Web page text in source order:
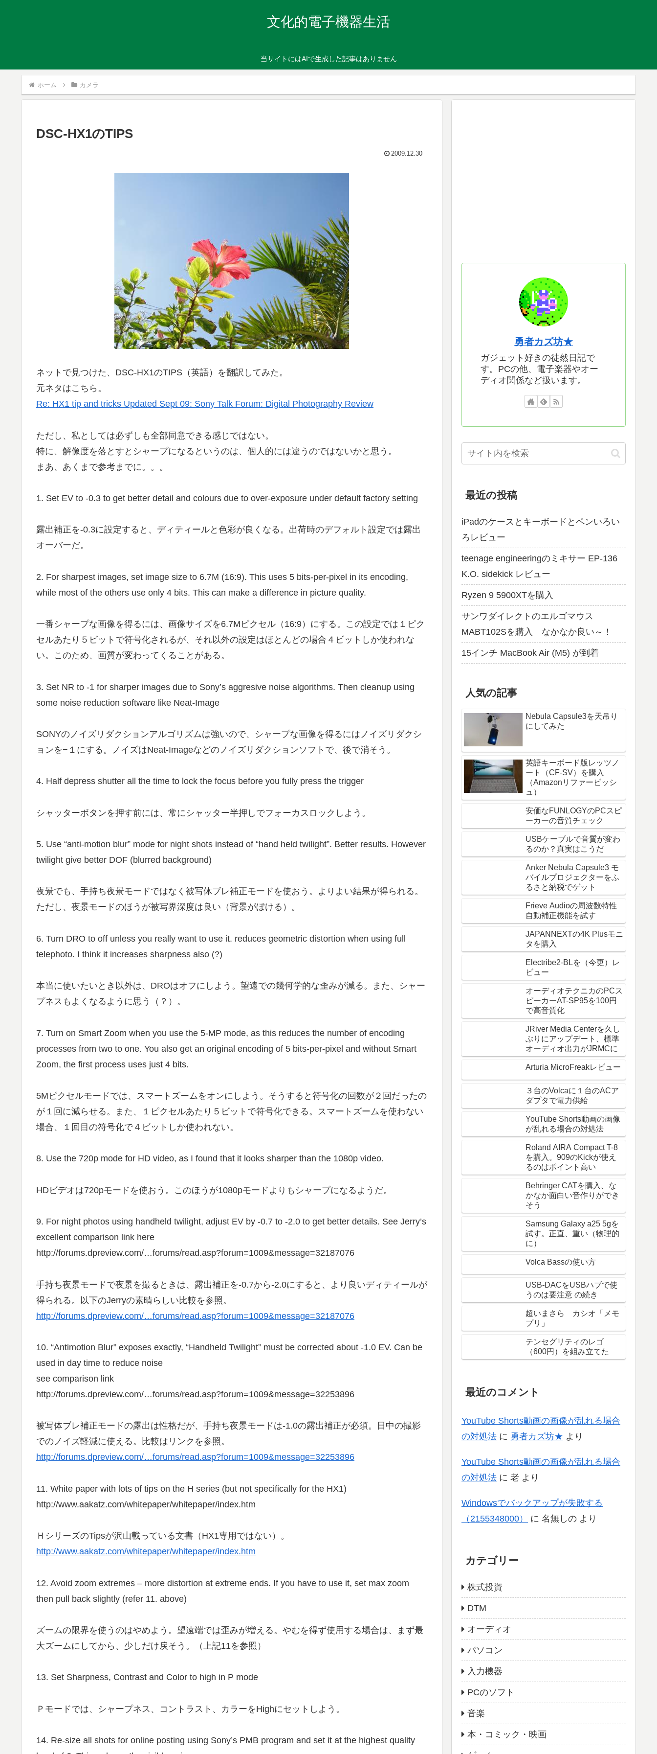
文化的電子機器生活
当サイトにはAIで生成した記事はありません
ホーム カメラ
DSC-HX1のTIPS
2009.12.30
ネットで見つけた、DSC-HX1のTIPS（英語）を翻訳してみた。
元ネタはこちら。
Re: HX1 tip and tricks Updated Sept 09: Sony Talk Forum: Digital Photography Review
ただし、私としては必ずしも全部同意できる感じではない。
特に、解像度を落とすとシャープになるというのは、個人的には違うのではないかと思う。
まあ、あくまで参考までに。。。
1. Set EV to -0.3 to get better detail and colours due to over-exposure under default factory setting
露出補正を-0.3に設定すると、ディティールと色彩が良くなる。出荷時のデフォルト設定では露出
オーバーだ。
2. For sharpest images, set image size to 6.7M (16:9). This uses 5 bits-per-pixel in its encoding,
while most of the others use only 4 bits. This can make a difference in picture quality.
一番シャープな画像を得るには、画像サイズを6.7Mピクセル（16:9）にする。この設定では１ピク
セルあたり５ビットで符号化されるが、それ以外の設定はほとんどの場合４ビットしか使われな
い。このため、画質が変わってくることがある。
3. Set NR to -1 for sharper images due to Sony’s aggresive noise algorithms. Then cleanup using
some noise reduction software like Neat-Image
SONYのノイズリダクションアルゴリズムは強いので、シャープな画像を得るにはノイズリダクシ
ョンを−１にする。ノイズはNeat-Imageなどのノイズリダクションソフトで、後で消そう。
4. Half depress shutter all the time to lock the focus before you fully press the trigger
シャッターボタンを押す前には、常にシャッター半押しでフォーカスロックしよう。
5. Use “anti-motion blur” mode for night shots instead of “hand held twilight”. Better results. However
twilight give better DOF (blurred background)
夜景でも、手持ち夜景モードではなく被写体ブレ補正モードを使おう。よりよい結果が得られる。
ただし、夜景モードのほうが被写界深度は良い（背景がぼける）。
6. Turn DRO to off unless you really want to use it. reduces geometric distortion when using full
telephoto. I think it increases sharpness also (?)
本当に使いたいとき以外は、DROはオフにしよう。望遠での幾何学的な歪みが減る。また、シャー
プネスもよくなるように思う（？）。
7. Turn on Smart Zoom when you use the 5-MP mode, as this reduces the number of encoding
processes from two to one. You also get an original encoding of 5 bits-per-pixel and without Smart
Zoom, the first process uses just 4 bits.
5Mピクセルモードでは、スマートズームをオンにしよう。そうすると符号化の回数が２回だったの
が１回に減らせる。また、１ピクセルあたり５ビットで符号化できる。スマートズームを使わない
場合、１回目の符号化で４ビットしか使われない。
8. Use the 720p mode for HD video, as I found that it looks sharper than the 1080p video.
HDビデオは720pモードを使おう。このほうが1080pモードよりもシャープになるようだ。
9. For night photos using handheld twilight, adjust EV by -0.7 to -2.0 to get better details. See Jerry’s
excellent comparison link here
http://forums.dpreview.com/…forums/read.asp?forum=1009&message=32187076
手持ち夜景モードで夜景を撮るときは、露出補正を-0.7から-2.0にすると、より良いディティールが
得られる。以下のJerryの素晴らしい比較を参照。
http://forums.dpreview.com/…forums/read.asp?forum=1009&message=32187076
10. “Antimotion Blur” exposes exactly, “Handheld Twilight” must be corrected about -1.0 EV. Can be
used in day time to reduce noise
see comparison link
http://forums.dpreview.com/…forums/read.asp?forum=1009&message=32253896
被写体ブレ補正モードの露出は性格だが、手持ち夜景モードは-1.0の露出補正が必須。日中の撮影
でのノイズ軽減に使える。比較はリンクを参照。
http://forums.dpreview.com/…forums/read.asp?forum=1009&message=32253896
11. White paper with lots of tips on the H series (but not specifically for the HX1)
http://www.aakatz.com/whitepaper/whitepaper/index.htm
ＨシリーズのTipsが沢山載っている文書（HX1専用ではない）。
http://www.aakatz.com/whitepaper/whitepaper/index.htm
12. Avoid zoom extremes – more distortion at extreme ends. If you have to use it, set max zoom
then pull back slightly (refer 11. above)
ズームの限界を使うのはやめよう。望遠端では歪みが増える。やむを得ず使用する場合は、まず最
大ズームにしてから、少しだけ戻そう。（上記11を参照）
13. Set Sharpness, Contrast and Color to high in P mode
Ｐモードでは、シャープネス、コントラスト、カラーをHighにセットしよう。
14. Re-size all shots for online posting using Sony’s PMB program and set it at the highest quality
勇者カズ坊★
ガジェット好きの徒然日記で
す。PCの他、電子楽器やオー
ディオ関係など扱います。
最近の投稿
iPadのケースとキーボードとペンいろい
ろレビュー
teenage engineeringのミキサー EP-136
K.O. sidekick レビュー
Ryzen 9 5900XTを購入
サンワダイレクトのエルゴマウス
MABT102Sを購入 なかなか良い～！
15インチ MacBook Air (M5) が到着
人気の記事
Nebula Capsule3を天吊り
にしてみた
英語キーボード版レッツノ
ート（CF-SV）を購入
（Amazonリファービッシ
ュ）
安価なFUNLOGYのPCスピ
ーカーの音質チェック
USBケーブルで音質が変わ
るのか？真実はこうだ
Anker Nebula Capsule3 モ
バイルプロジェクターをふ
るさと納税でゲット
Frieve Audioの周波数特性
自動補正機能を試す
JAPANNEXTの4K Plusモニ
タを購入
Electribe2-BLを（今更）レ
ビュー
オーディオテクニカのPCス
ピーカーAT-SP95を100円
で高音質化
JRiver Media Centerを久し
ぶりにアップデート、標準
オーディオ出力がJRMCに
Arturia MicroFreakレビュー
３台のVolcaに１台のACア
ダプタで電力供給
YouTube Shorts動画の画像
が乱れる場合の対処法
Roland AIRA Compact T-8
を購入。909のKickが使え
るのはポイント高い
Behringer CATを購入、な
かなか面白い音作りができ
そう
Samsung Galaxy a25 5gを
試す。正直、重い（物理的
に）
Volca Bassの使い方
USB-DACをUSBハブで使
うのは要注意 の続き
超いまさら カシオ「メモ
プリ」
テンセグリティのレゴ
（600円）を組み立てた
最近のコメント
YouTube Shorts動画の画像が乱れる場合
の対処法 に 勇者カズ坊★ より
YouTube Shorts動画の画像が乱れる場合
の対処法 に 老 より
Windowsでバックアップが失敗する
（2155348000）
に 名無しの より
カテゴリー
株式投資
DTM
オーディオ
パソコン
入力機器
PCのソフト
音楽
本・コミック・映画